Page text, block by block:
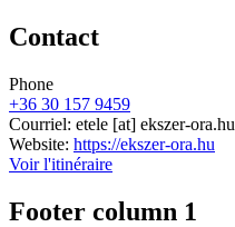
Contact
Phone
+36 30 157 9459
Courriel: etele [at] ekszer-ora.hu
Website: https://ekszer-ora.hu
Voir l'itinéraire
Footer column 1